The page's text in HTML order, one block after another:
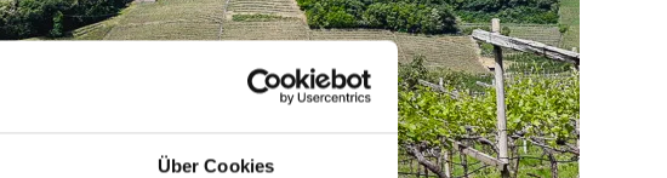
Über Cookies